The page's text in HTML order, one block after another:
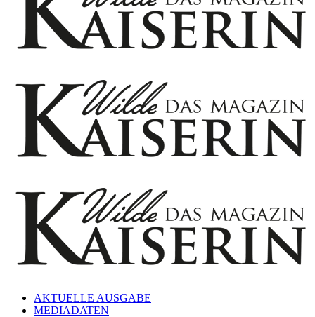
AKTUELLE AUSGABE
MEDIADATEN